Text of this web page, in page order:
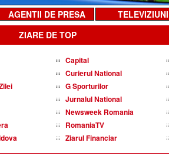
AGENTII DE PRESA TELEVIZIUNI
ZIARE DE TOP
Capital
Curierul National
G Sporturilor
Jurnalul National
Newsweek Romania
RomaniaTV
Ziarul Financiar